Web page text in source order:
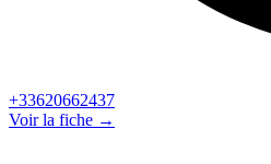
+33620662437
Voir la fiche →